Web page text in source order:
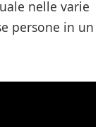
nelle varie
persone in un